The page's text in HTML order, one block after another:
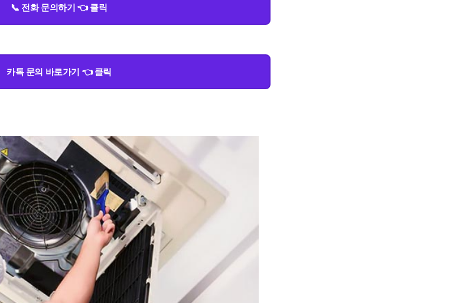
📞 전화 문의하기 👈 클릭
카톡 문의 바로가기 👈 클릭